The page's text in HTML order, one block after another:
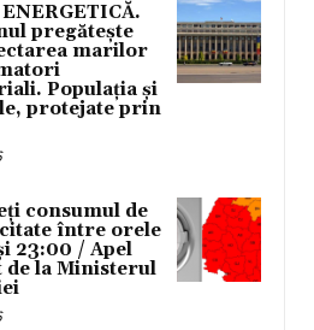
pregătește
marilor
Populația și
protejate prin
consumul de
între orele
23:00 / Apel
de la Ministerul